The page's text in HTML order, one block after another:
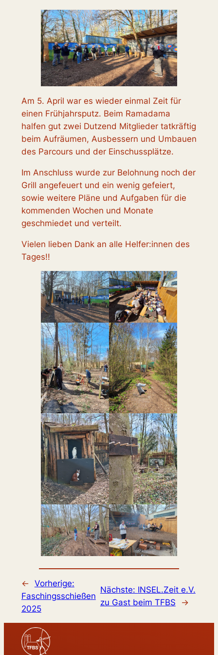
Am 5. April war es wieder einmal Zeit für
einen Frühjahrsputz. Beim Ramadama
halfen gut zwei Dutzend Mitglieder tatkräftig
beim Aufräumen, Ausbessern und Umbauen
des Parcours und der Einschussplätze.
Im Anschluss wurde zur Belohnung noch der
Grill angefeuert und ein wenig gefeiert,
sowie weitere Pläne und Aufgaben für die
kommenden Wochen und Monate
geschmiedet und verteilt.
Vielen lieben Dank an alle Helfer:innen des
Tages!!
← Vorherige:
Faschingsschießen
2025
Nächste: INSEL.Zeit e.V.
zu Gast beim TFBS
→